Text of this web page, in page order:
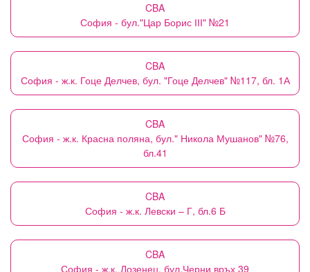
CBA
София - бул."Цар Борис ІІІ" №21
CBA
София - ж.к. Гоце Делчев, бул. "Гоце Делчев" №117, бл. 1А
CBA
София - ж.к. Красна поляна, бул." Никола Мушанов" №76,
бл.41
CBA
София - ж.к. Левски – Г, бл.6 Б
CBA
София - ж.к. Лозенец, бул.Черни връх 39